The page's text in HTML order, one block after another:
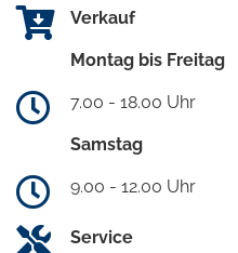
Verkauf
Montag bis Freitag
7.00 - 18.00 Uhr
Samstag
9.00 - 12.00 Uhr
Service